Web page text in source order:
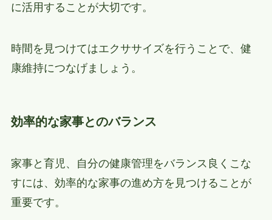
に活用することが大切です。
時間を見つけてはエクササイズを行うことで、健
康維持につなげましょう。
効率的な家事とのバランス
家事と育児、自分の健康管理をバランス良くこな
すには、効率的な家事の進め方を見つけることが
重要です。